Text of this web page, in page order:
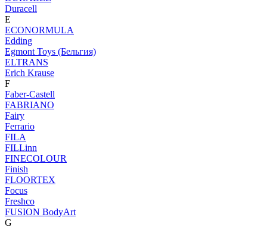
Duracell
E
ECONORMULA
Edding
Egmont Toys (Бельгия)
ELTRANS
Erich Krause
F
Faber-Castell
FABRIANO
Fairy
Ferrario
FILA
FILLinn
FINECOLOUR
Finish
FLOORTEX
Focus
Freshco
FUSION BodyArt
G